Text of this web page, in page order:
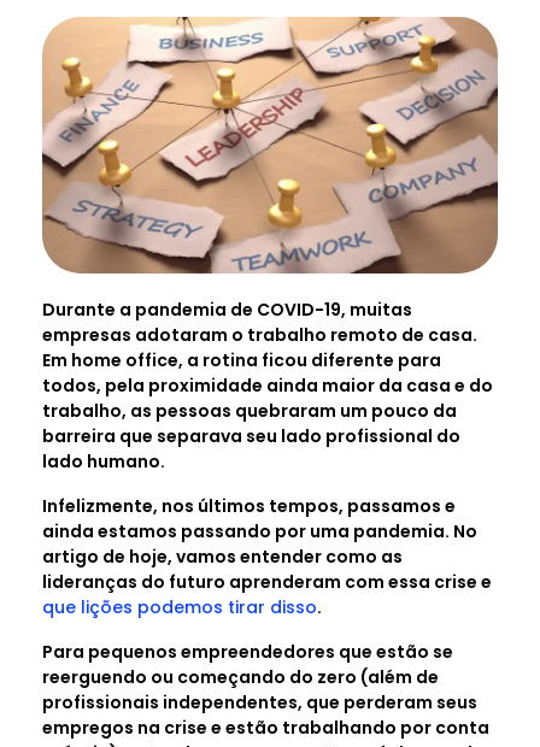
Durante a pandemia de COVID-19, muitas
empresas adotaram o trabalho remoto de casa.
Em home office, a rotina ficou diferente para
todos, pela proximidade ainda maior da casa e do
trabalho, as pessoas quebraram um pouco da
barreira que separava seu lado profissional do
lado humano.
Infelizmente, nos últimos tempos, passamos e
ainda estamos passando por uma pandemia. No
artigo de hoje, vamos entender como as
lideranças do futuro aprenderam com essa crise e
que lições podemos tirar disso.
Para pequenos empreendedores que estão se
reerguendo ou começando do zero (além de
profissionais independentes, que perderam seus
empregos na crise e estão trabalhando por conta